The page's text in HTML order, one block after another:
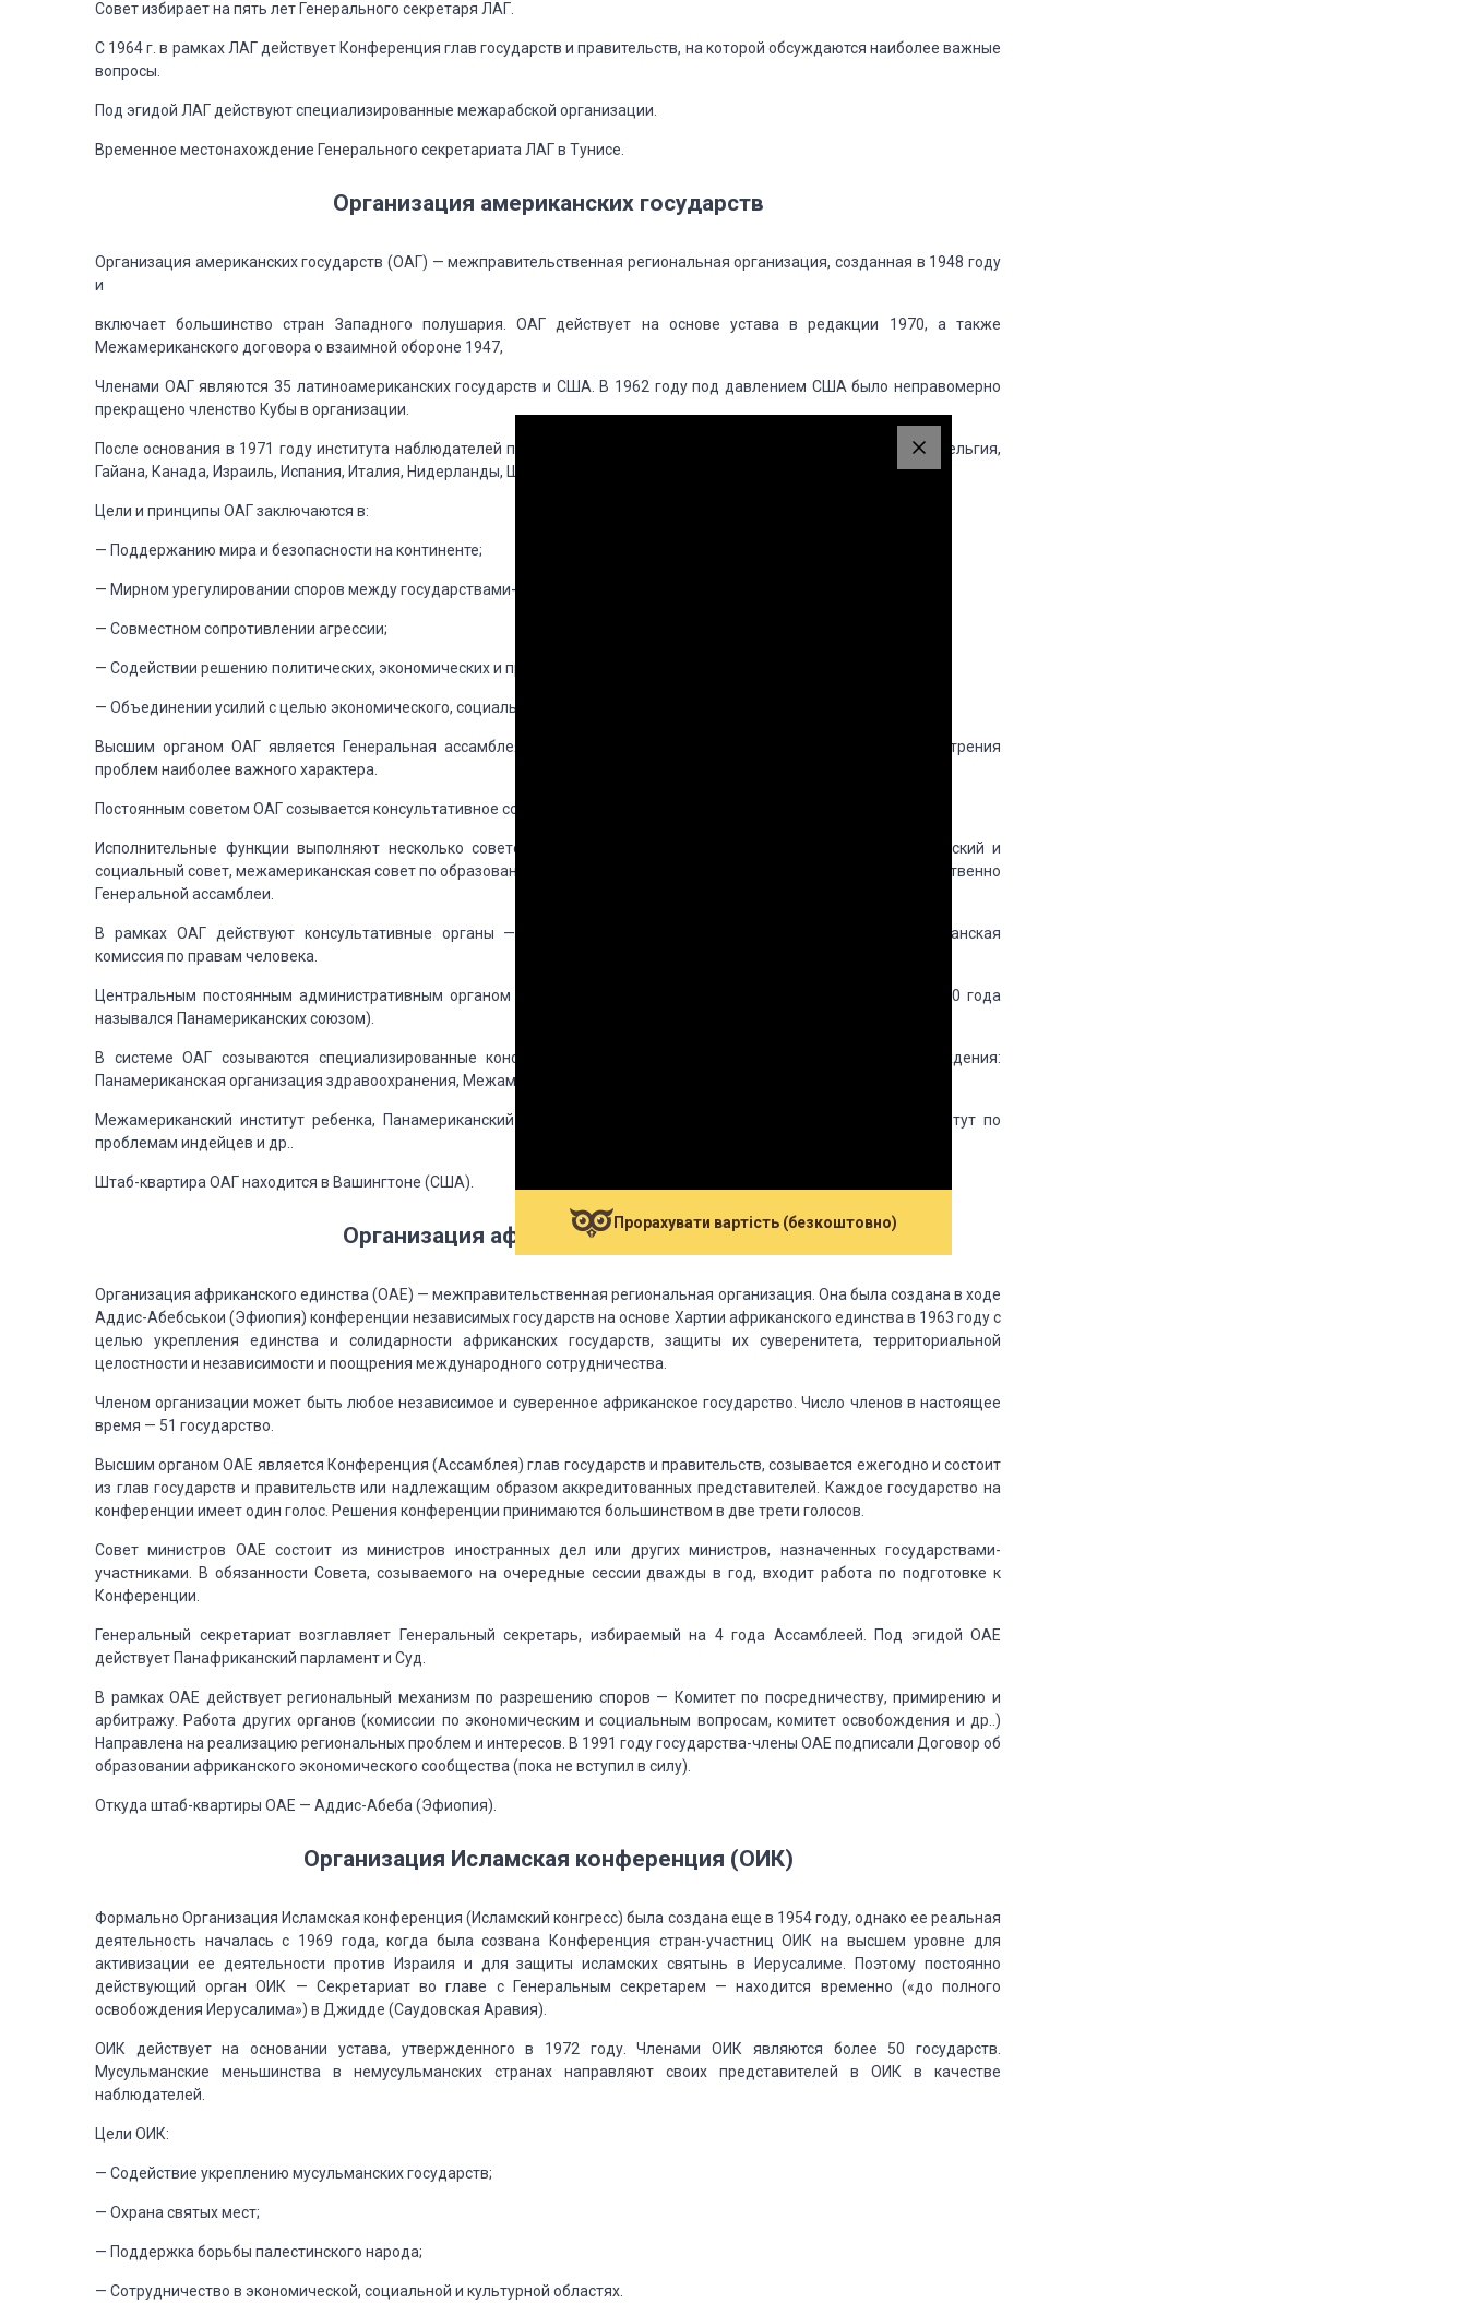
Советизбирает на пять лет Генерального секретаря ЛАГ.
С 1964г. в рамках ЛАГ действует Конференция глав государств и правительств, на которой обсуждаются наиболее важные
вопросы.
Под эгидой ЛАГ действуют специализированные межарабской организации.
Временное местонахождение Генерального секретариата ЛАГ в Тунисе.
Организация американских государств
Организация американских государств (ОАГ) — межправительственная региональная организация, созданная в 1948 году
и
включает большинство стран Западного полушария. ОАГ действует на основе устава в редакции 1970, а также
Межамериканского договора о взаимной обороне 1947,
Членами ОАГ являются 35 латиноамериканских государств и США.
В 1962 году под давлением США было неправомерно
прекращено членство Кубы в организации.
После основания в 1971 году института наблюдателей при ОАГ своих постоянных наблюдателей
аккредитовали Бельгия,
Гайана, Канада, Израиль, Испания, Италия, Нидерланды, Швеция,
Франция, ФРГ, Япония и ряд других стран (всего 30).
Цели и принципы ОАГ заключаются в:
— Поддержанию мира и безопасности на континенте;
— Мирном урегулировании споров между государствами-членами;
— Совместном сопротивлении агрессии;
— Содействии решению политических, экономических и правовых проблем американских стран;
— Объединении усилий с целью экономического, социального, научно-технического и культурного прогресса
Высшим органом ОАГ является Генеральная ассамблея, которая собирается на ежегодные сессии
для рассмотрения
проблем наиболее важного характера.
Постоянным советом ОАГ созывается консультативное совещание министров иностранных дел.
Исполнительные функции выполняют несколько советов: постоянный совет ОАГ, межамериканская экономический и
социальный совет, межамериканская совет по образованию, науки и культуры.
Все 3 совета подчиняются непосредственно
Генеральной ассамблеи.
В рамкахОАГ действуют консультативные органы — межамериканский юридический комитет и межамериканская
комиссия по правам человека.
Центральным постоянным административным органом ОАГ является Генеральный секретариат (который
до 1970 года
назывался Панамериканских союзом).
В системе ОАГ созываются специализированные конференции и функционируют специализированные
учреждения:
Панамериканская организация здравоохранения, Межамериканский институт
Межамериканский институт ребенка, Панамериканский институт географии и истории, Межамериканский
институт по
проблемам индейцев и др..
Штаб-квартира ОАГ находится в Вашингтоне (США).
Организация африканского единства
Организация африканского единства (ОАЕ) — межправительственная региональная организация. Она была создана в ходе
Аддис-Абебськои (Эфиопия) конференции независимых государств на основе Хартии африканского единства в 1963 году с
целью укрепления единства и солидарности африканских государств, защиты их суверенитета, территориальной
целостности и независимости и поощрения международного сотрудничества.
Членом организации может быть любое независимое и суверенное африканское государство. Число членов в настоящее
время — 51 государство.
Высшим органом ОАЕ является Конференция (Ассамблея) глав государств и правительств, созывается ежегодно и состоит
из глав государств и правительств или надлежащим образом аккредитованных представителей.
Каждое государство на
конференции имеет один голос. Решения конференции принимаются большинством в две трети голосов.
Совет министров ОАЕ состоит из министров иностранных дел или других министров, назначенныхгосударствами-
участниками.
В обязанности Совета, созываемого на очередные сессии дважды в год, входит работа по подготовке к
Конференции.
Генеральный секретариат возглавляет Генеральный секретарь, избираемый на 4 года Ассамблеей.
Под эгидой ОАЕ
действует Панафриканский парламенти Суд.
В рамкахОАЕ действует региональный механизм по разрешению споров — Комитет по посредничеству, примирению и
арбитражу.
Работа других органов (комиссии по экономическим и социальным вопросам, комитет освобождения и др..)
Направлена на реализацию региональных проблем и интересов. В 1991 году государства-члены ОАЕ подписали Договор об
образовании африканского экономического сообщества (пока не вступил в силу).
Откуда штаб-квартиры ОАЕ — Аддис-Абеба (Эфиопия).
Организация Исламская конференция (ОИК)
Формально Организация Исламская конференция (Исламский конгресс) была создана еще в 1954 году, однако ее реальная
деятельность началась с 1969 года, когда была созвана Конференция стран-участниц ОИК на высшем уровне для
активизации ее деятельности против Израиля и для защиты исламских святынь в Иерусалиме. Поэтому постоянно
действующий орган ОИК — Секретариат во главе с Генеральным секретарем — находится временно («до полного
освобождения Иерусалима») в Джидде (Саудовская Аравия).
ОИК действует на основании устава, утвержденного в 1972 году.
Членами ОИК являются более 50 государств.
Мусульманские меньшинства в немусульманских странах направляют своих представителей в ОИК в качестве
наблюдателей.
Цели ОИК:
— Содействие укреплению мусульманских государств;
— Охрана святых мест;
— Поддержка борьбы палестинского народа;
— Сотрудничество в экономической, социальной и культурной областях.
Прорахувати вартість (безкоштовно)